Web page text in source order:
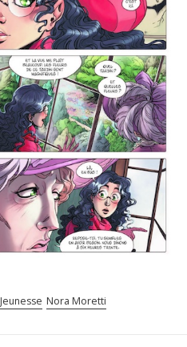
Jeunesse Nora Moretti